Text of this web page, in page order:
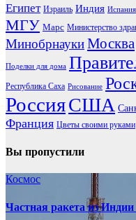
Египет Израиль Индия Испания
МГУ Марс Министерство
МинобрнаукиМосква
Поделки для дома
Республика Саха Рисование
РоссияСША
Франция Цветы своими руками
Вы пропустили
Космос
Частная ракета из